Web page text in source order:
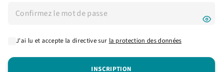
J'ai lu et accepte la directive sur la protection des données